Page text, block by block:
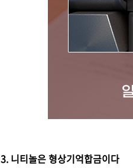
3. 니티놀은 형상기억합금이다